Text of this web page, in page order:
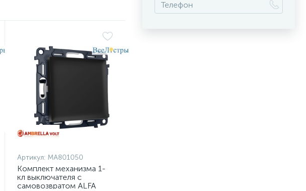
Артикул: MA801050
Комплект механизма 1-
кл выключателя с
самовозвратом ALFA